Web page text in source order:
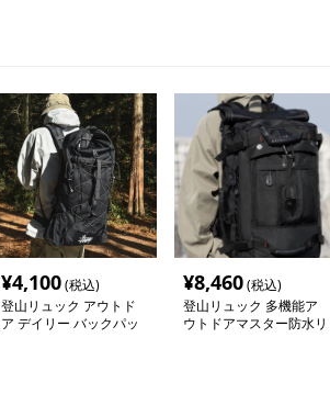
¥4,100(税込)
登山リュック アウトド
ア デイリー バックパッ
¥8,460(税込)
登山リュック 多機能ア
ウトドアマスター防水リ